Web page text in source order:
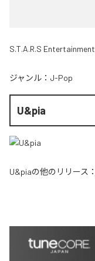
S.T.A.R.S Entertainment
ジャンル： J-Pop
U&pia
U&piaの他のリリース：